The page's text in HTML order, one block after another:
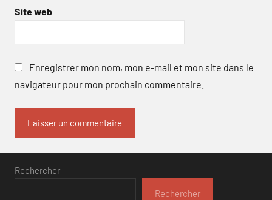
Site web
Enregistrer mon nom, mon e-mail et mon site dans le
navigateur pour mon prochain commentaire.
Rechercher
Rechercher